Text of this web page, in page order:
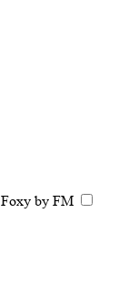
Foxy by FM